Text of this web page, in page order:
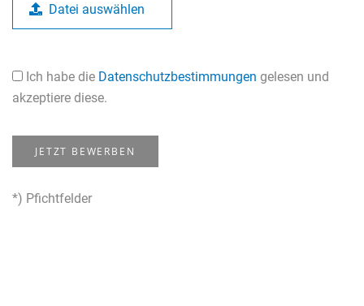
Datei auswählen
Ich habe die Datenschutzbestimmungen gelesen und
akzeptiere diese.
JETZT BEWERBEN
*) Pfichtfelder